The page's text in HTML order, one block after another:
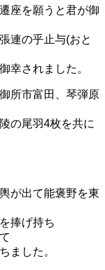
座を願うと君が御
連の乎止与(おと
幸されました。
所市富田、琴弾原
の尾羽4枚を共に
が出て能褒野を東
捧げ持ち
ました。